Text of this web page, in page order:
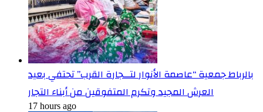
بالرباط جمعية “عاصمة الأنوار لتــجارة القرب” تحتفي بعيد
العرش المجيد وتكرم المتفوقين من أبناء التجار
17 hours ago